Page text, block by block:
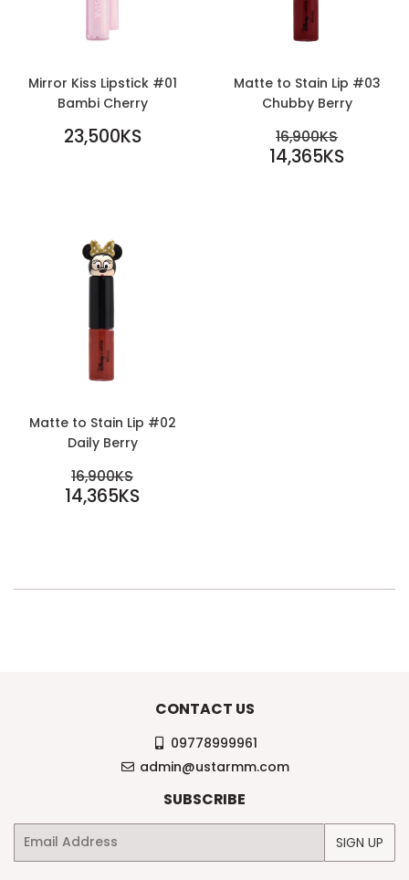
Mirror Kiss Lipstick #01
Bambi Cherry
REGULAR
23,500KS
Matte to Stain Lip #03
Chubby Berry
PRICE
REGULAR
16,900KS
16,900KS
14,365KS
Matte to Stain Lip #02
Daily Berry
PRICE
REGULAR PRICE
16,900KS
16,900KS
14,365KS
CONTACT US
09778999961
admin@ustarmm.com
SUBSCRIBE
Email SIGN UP